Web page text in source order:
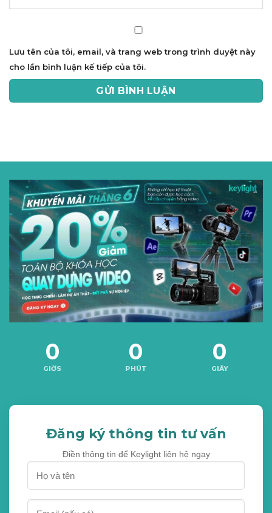
Lưu tên của tôi, email, và trang web trong trình duyệt này
cho lần bình luận kế tiếp của tôi.
0
GIỜS
0
PHÚT
0
GIÂY
Đăng ký thông tin tư vấn
Điền thông tin để Keylight liên hệ ngay